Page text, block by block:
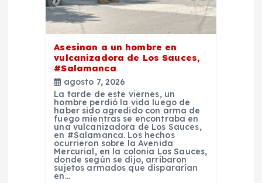
Asesinan a un hombre en
vulcanizadora de Los Sauces,
#Salamanca
agosto 7, 2026
La tarde de este viernes, un
hombre perdió la vida luego de
haber sido agredido con arma de
fuego mientras se encontraba en
una vulcanizadora de Los Sauces,
en #Salamanca. Los hechos
ocurrieron sobre la Avenida
Mercurial, en la colonia Los Sauces,
donde según se dijo, arribaron
sujetos armados que dispararían
en…